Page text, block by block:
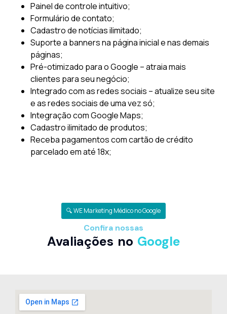
Painel de controle intuitivo;
Formulário de contato;
Cadastro de notícias ilimitado;
Suporte a banners na página inicial e nas demais
páginas;
Pré-otimizado para o Google – atraia mais
clientes para seu negócio;
Integrado com as redes sociais – atualize seu site
e as redes sociais de uma vez só;
Integração com Google Maps;
Cadastro ilimitado de produtos;
Receba pagamentos com cartão de crédito
parcelado em até 18x;
🔍 WE Marketing Médico no Google
Confira nossas
Avaliações no Google